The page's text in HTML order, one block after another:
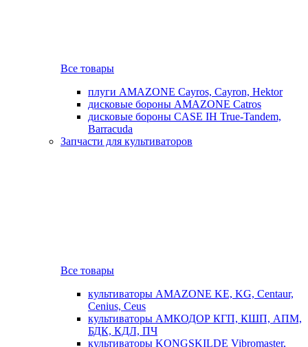
Все товары
плуги AMAZONE Cayros, Cayron, Hektor
дисковые бороны AMAZONE Catros
дисковые бороны CASE IH True-Tandem,
Barracuda
Запчасти для культиваторов
Все товары
культиваторы AMAZONE KE, KG, Centaur,
Cenius, Ceus
культиваторы АМКОДОР КГП, КШП, АПМ,
БДК, КДЛ, ПЧ
культиваторы KONGSKILDE Vibromaster,